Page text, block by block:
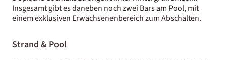
Insgesamt gibt es daneben noch zwei Bars am Pool, mit
einem exklusiven Erwachsenenbereich zum Abschalten.
Strand & Pool